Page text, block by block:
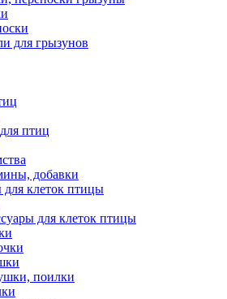
для грызунов
птиц
добавки
для клеток птицы
для клеток птицы
поилки